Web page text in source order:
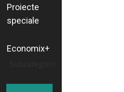
Proiecte
speciale
Economix+